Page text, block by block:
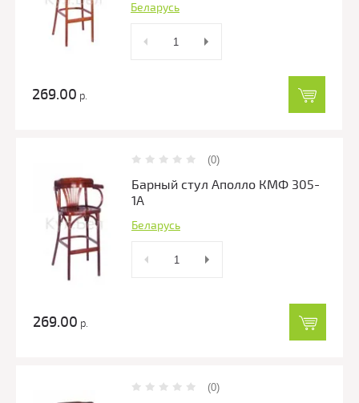
Беларусь
269.00 р.
(0)
Барный стул Аполло КМФ 305-
1А
Беларусь
269.00 р.
(0)